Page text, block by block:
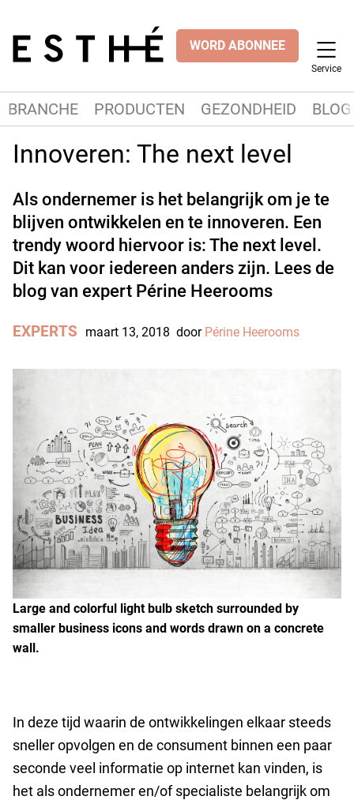
WORD ABONNEE
Service
BRANCHE PRODUCTEN GEZONDHEID
Innoveren: The next level
Als ondernemer is het belangrijk om je te
blijven ontwikkelen en te innoveren. Een
trendy woord hiervoor is: The next level.
Dit kan voor iedereen anders zijn. Lees de
blog van expert Périne Heerooms
EXPERTS maart 13, 2018 door Périne Heerooms
Large and colorful light bulb sketch surrounded by
smaller business icons and words drawn on a concrete
wall.
In deze tijd waarin de ontwikkelingen elkaar steeds
sneller opvolgen en de consument binnen een paar
seconde veel informatie op internet kan vinden, is
het als ondernemer en/of specialiste belangrijk om